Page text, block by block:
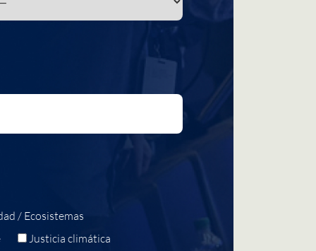
/ Ecosistemas
Justicia climática